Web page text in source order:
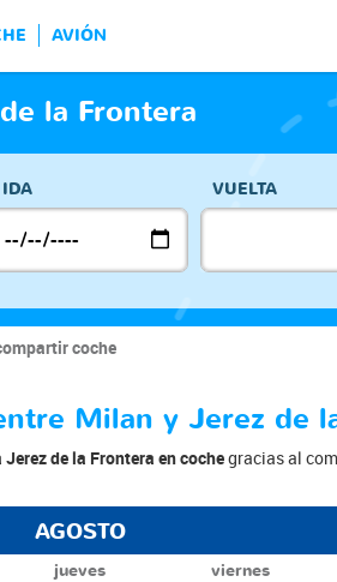
AVIÓN
la Frontera
IDA VUELTA
coche
Milan y Jerez de
Jerez de la Frontera en cochegracias al
AGOSTO
jueves viernes